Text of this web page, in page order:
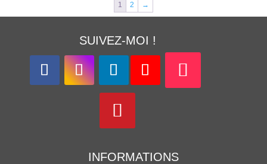
1 2 →
SUIVEZ-MOI !
INFORMATIONS